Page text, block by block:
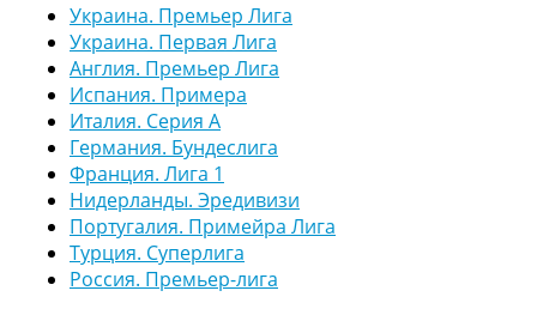
Украина. Премьер Лига
Украина. Первая Лига
Англия. Премьер Лига
Испания. Примера
Италия. Серия А
Германия. Бундеслига
Франция. Лига 1
Нидерланды. Эредивизи
Португалия. Примейра Лига
Турция. Суперлига
Россия. Премьер-лига